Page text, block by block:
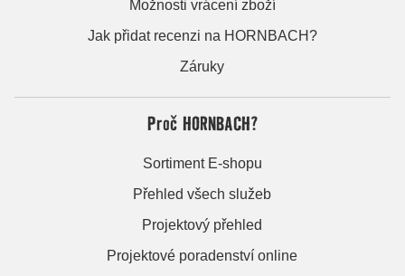
Možnosti vrácení zboží
Jak přidat recenzi na HORNBACH?
Záruky
Proč HORNBACH?
Sortiment E-shopu
Přehled všech služeb
Projektový přehled
Projektové poradenství online